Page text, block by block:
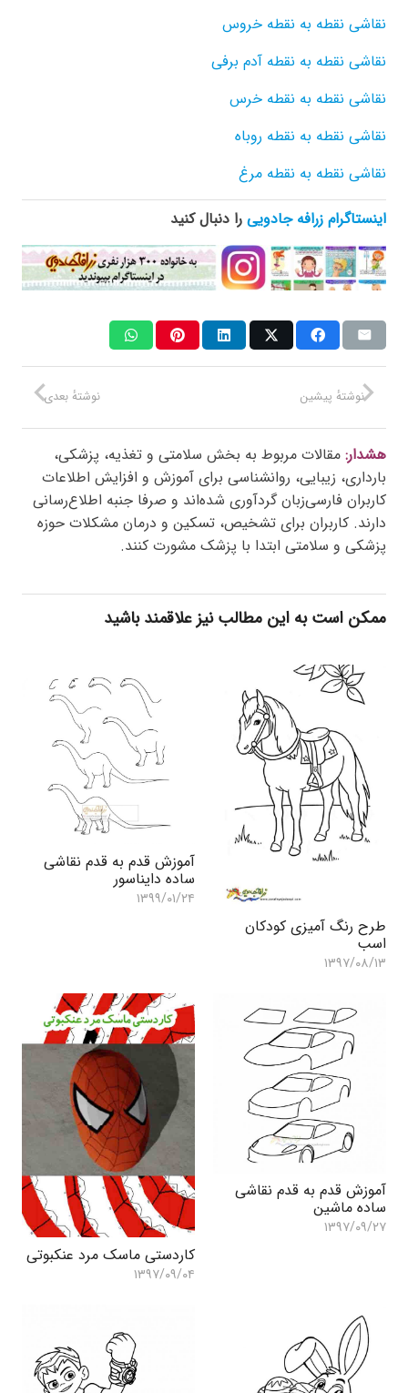
نقاشی نقطه به نقطه خروس
نقاشی نقطه به نقطه آدم برفی
نقاشی نقطه به نقطه خرس
نقاشی نقطه به نقطه روباه
نقاشی نقطه به نقطه مرغ
اینستاگرام زرافه جادویی را دنبال کنید
نوشتهٔ بعدی نوشتهٔ پیشین
هشدار: مقالات مربوط به بخش سلامتی و تغذیه، پزشکی،
بارداری، زیبایی، روانشناسی برای آموزش و افزایش اطلاعات
کاربران فارسی‌زبان گردآوری شده‌اند و صرفا جنبه اطلاع‌رسانی
دارند. کاربران برای تشخیص، تسکین و درمان مشکلات حوزه
پزشکی و سلامتی ابتدا با پزشک مشورت کنند.
ممکن است به این مطالب نیز علاقمند باشید
طرح رنگ آمیزی کودکان
اسب
۱۳۹۷/۰۸/۱۳
آموزش قدم به قدم نقاشی
ساده دایناسور
۱۳۹۹/۰۱/۲۴
آموزش قدم به قدم نقاشی
ساده ماشین
۱۳۹۷/۰۹/۲۷
کاردستی ماسک مرد عنکبوتی
۱۳۹۷/۰۹/۰۴